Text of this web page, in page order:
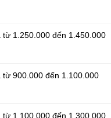
1.250.000 đến 1.450.000
900.000 đến 1.100.000
1.100.000 đến 1.300.000